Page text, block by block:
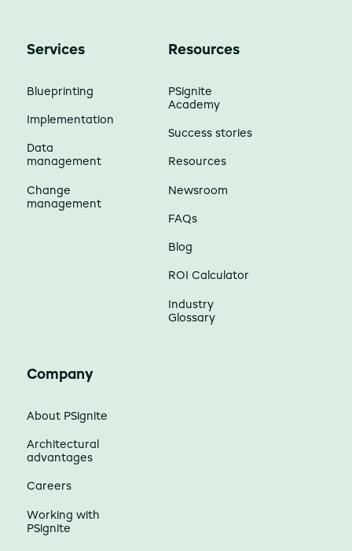
Services
Blueprinting
Implementation
Data
management
Change
management
Resources
PSignite
Academy
Success stories
Resources
Newsroom
FAQs
Blog
ROI Calculator
Industry
Glossary
Company
About PSignite
Architectural
advantages
Careers
Working with
PSignite